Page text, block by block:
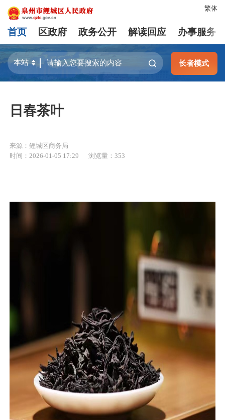
繁体
首页 区政府 政务公开 解读回应 办事服务
长者模式
日春茶叶
来源：鲤城区商务局
时间：2026-01-05 17:29
浏览量： 353